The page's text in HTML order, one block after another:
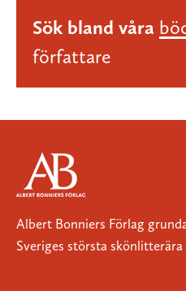
Sök bland våra
författare
Albert Bonniers Förlag
Sveriges största